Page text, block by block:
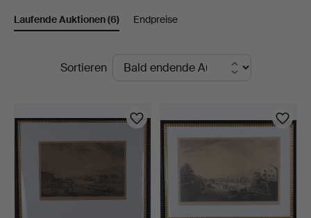
Norrköping
Laufende Auktionen(6) Endpreise
LaufendeSortieren